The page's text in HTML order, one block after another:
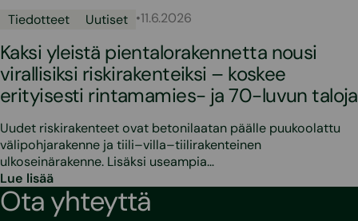
Tiedotteet Uutiset •11.6.2026
Kaksi yleistä pientalorakennetta nousi
virallisiksi riskirakenteiksi – koskee
erityisesti rintamamies- ja 70-luvun taloja
Uudet riskirakenteet ovat betonilaatan päälle puukoolattu
välipohjarakenne ja tiili–villa–tiilirakenteinen
ulkoseinärakenne. Lisäksi useampia…
Lue lisää
Ota yhteyttä